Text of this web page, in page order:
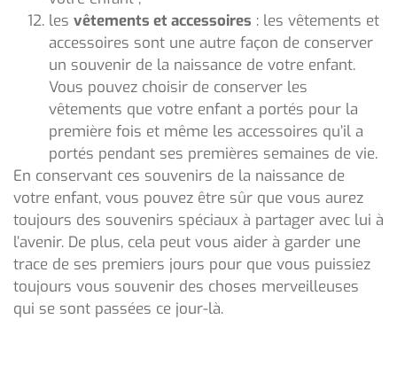
les vêtements et accessoires : les vêtements et
accessoires sont une autre façon de conserver
un souvenir de la naissance de votre enfant.
Vous pouvez choisir de conserver les
vêtements que votre enfant a portés pour la
première fois et même les accessoires qu’il a
portés pendant ses premières semaines de vie.
En conservant ces souvenirs de la naissance de
votre enfant, vous pouvez être sûr que vous aurez
toujours des souvenirs spéciaux à partager avec lui à
l’avenir. De plus, cela peut vous aider à garder une
trace de ses premiers jours pour que vous puissiez
toujours vous souvenir des choses merveilleuses
qui se sont passées ce jour-là.